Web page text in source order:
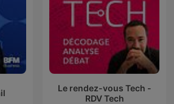
Le rendez-vous Tech -
RDV Tech